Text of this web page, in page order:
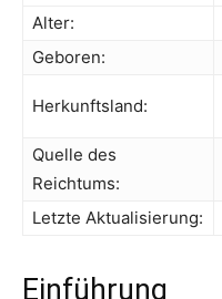
Alter:
Geboren:
Herkunftsland:
Quelle des
Reichtums:
Letzte Aktualisierung:
Einführung